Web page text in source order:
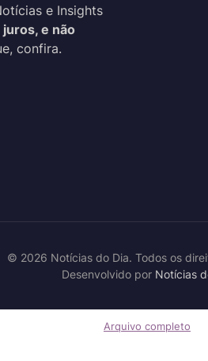
e Insights
e não
confira.
© 2026 Notícias do Dia. Todos os
Desenvolvido por Notícias
Arquivo completo